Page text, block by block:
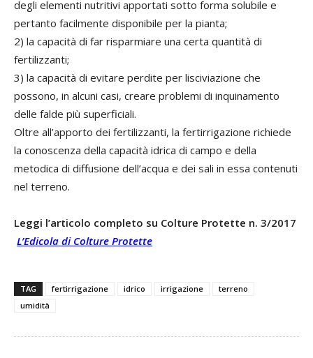
degli elementi nutritivi apportati sotto forma solubile e
pertanto facilmente disponibile per la pianta;
2) la capacità di far risparmiare una certa quantità di
fertilizzanti;
3) la capacità di evitare perdite per lisciviazione che
possono, in alcuni casi, creare problemi di inquinamento
delle falde più superficiali.
Oltre all’apporto dei fertilizzanti, la fertirrigazione richiede
la conoscenza della capacità idrica di campo e della
metodica di diffusione dell’acqua e dei sali in essa contenuti
nel terreno.
Leggi l’articolo completo su Colture Protette n. 3/2017
L’Edicola di Colture Protette
TAG fertirrigazione idrico irrigazione
terreno
umidità